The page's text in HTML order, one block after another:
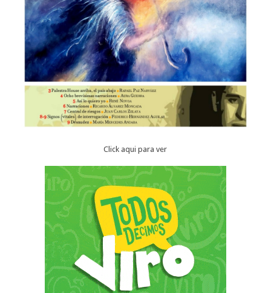
Click aqui para ver